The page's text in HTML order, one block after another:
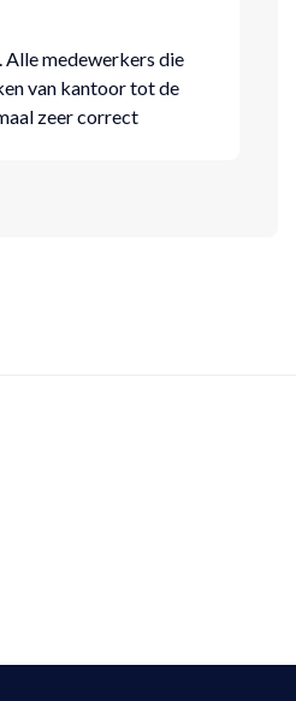
Alle medewerkers die
van kantoor tot de
zeer correct